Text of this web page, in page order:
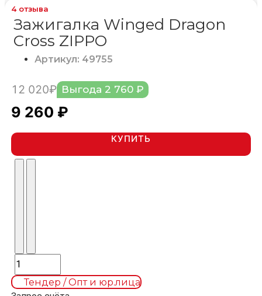
4 отзыва
Зажигалка Winged Dragon
Cross ZIPPO
Артикул: 49755
12 020₽ Выгода 2 760 ₽
9 260 ₽
КУПИТЬ
Тендер / Опт и юр.лица